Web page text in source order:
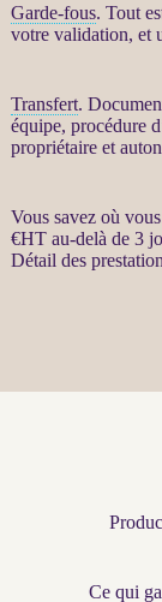
Garde-fous. Tout
votre validation, et
Transfert.
équipe, procédure
propriétaire et
Vous savez où
€HTau-delà de 3
Détail des
Ce qui